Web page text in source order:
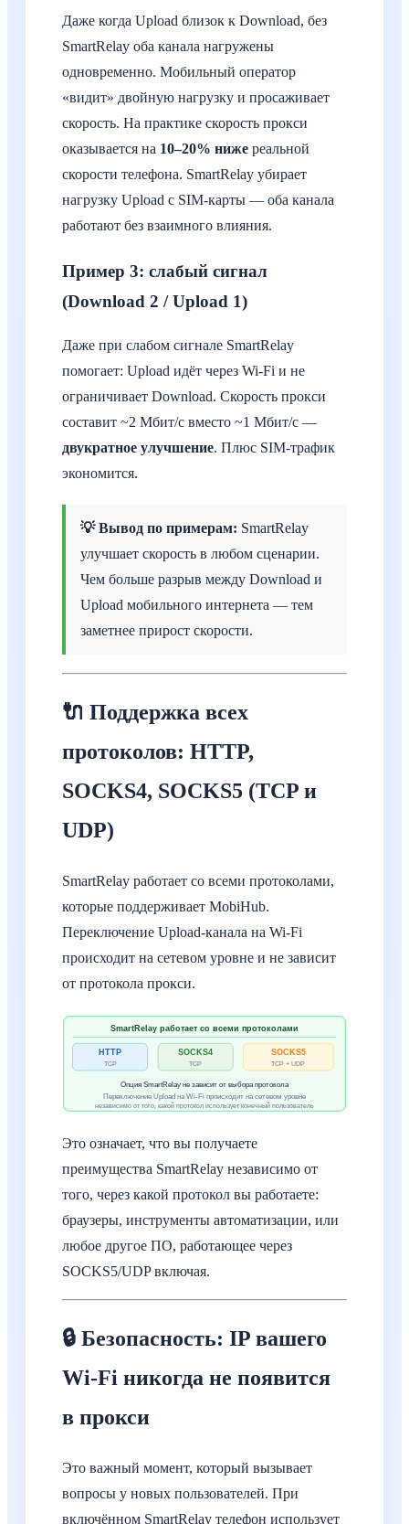
Даже когда Upload близок к Download, без
SmartRelay оба канала нагружены
одновременно. Мобильный оператор
«видит» двойную нагрузку и просаживает
скорость. На практике скорость прокси
оказывается на 10–20% ниже реальной
скорости телефона. SmartRelay убирает
нагрузку Upload с SIM-карты — оба канала
работают без взаимного влияния.
Пример 3: слабый сигнал
(Download 2 / Upload 1)
Даже при слабом сигнале SmartRelay
помогает: Upload идёт через Wi-Fi и не
ограничивает Download. Скорость прокси
составит ~2 Мбит/с вместо ~1 Мбит/с —
двукратное улучшение. Плюс SIM-трафик
экономится.
💡 Вывод по примерам: SmartRelay
улучшает скорость в любом сценарии.
Чем больше разрыв между Download и
Upload мобильного интернета — тем
заметнее прирост скорости.
🔌 Поддержка всех
протоколов: HTTP,
SOCKS4, SOCKS5 (TCP и
UDP)
SmartRelay работает со всеми протоколами,
которые поддерживает MobiHub.
Переключение Upload-канала на Wi-Fi
происходит на сетевом уровне и не зависит
от протокола прокси.
SmartRelay работает со всеми протоколами
HTTP
TCP
SOCKS4
TCP
SOCKS5
TCP + UDP
Опция SmartRelay не зависит от выбора протокола
Переключение Upload на Wi-Fi происходит на сетевом уровне
независимо от того, какой протокол использует конечный пользователь
Это означает, что вы получаете
преимущества SmartRelay независимо от
того, через какой протокол вы работаете:
браузеры, инструменты автоматизации, или
любое другое ПО, работающее через
SOCKS5/UDP включая.
🔒 Безопасность: IP вашего
Wi-Fi никогда не появится
в прокси
Это важный момент, который вызывает
вопросы у новых пользователей. При
включённом SmartRelay телефон использует